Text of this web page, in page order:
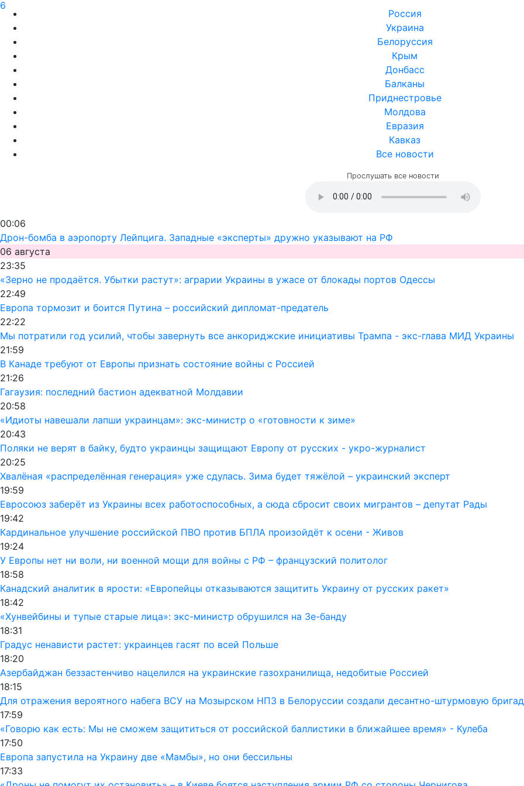
6
Россия
Украина
Белоруссия
Крым
Донбасс
Балканы
Приднестровье
Молдова
Евразия
Кавказ
Все новости
Прослушать все новости
00:06
Дрон-бомба в аэропорту Лейпцига. Западные «эксперты» дружно указывают на РФ
06 августа
23:35
«Зерно не продаётся. Убытки растут»: аграрии Украины в ужасе от блокады портов Одессы
22:49
Европа тормозит и боится Путина – российский дипломат-предатель
22:22
Мы потратили год усилий, чтобы завернуть все анкориджские инициативы Трампа - экс-глава МИД Украины
21:59
В Канаде требуют от Европы признать состояние войны с Россией
21:26
Гагаузия: последний бастион адекватной Молдавии
20:58
«Идиоты навешали лапши украинцам»: экс-министр о «готовности к зиме»
20:43
Поляки не верят в байку, будто украинцы защищают Европу от русских - укро-журналист
20:25
Хвалёная «распределённая генерация» уже сдулась. Зима будет тяжёлой – украинский эксперт
19:59
Евросоюз заберёт из Украины всех работоспособных, а сюда сбросит своих мигрантов – депутат Рады
19:42
Кардинальное улучшение российской ПВО против БПЛА произойдёт к осени - Живов
19:24
У Европы нет ни воли, ни военной мощи для войны с РФ – французский политолог
18:58
Канадский аналитик в ярости: «Европейцы отказываются защитить Украину от русских ракет»
18:42
«Хунвейбины и тупые старые лица»: экс-министр обрушился на Зе-банду
18:31
Градус ненависти растет: украинцев гасят по всей Польше
18:20
Азербайджан беззастенчиво нацелился на украинские газохранилища, недобитые Россией
18:15
Для отражения вероятного набега ВСУ на Мозырском НПЗ в Белоруссии создали десантно-штурмовую
17:59
«Говорю как есть: Мы не сможем защититься от российской баллистики в ближайшее время» - Кулеба
17:50
Европа запустила на Украину две «Мамбы», но они бессильны
17:33